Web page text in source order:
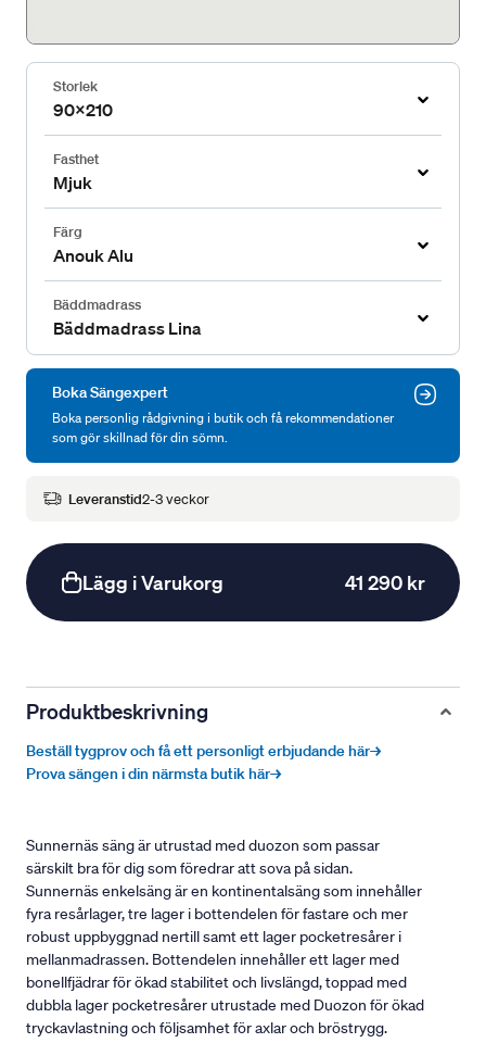
Storlek
90x210
Fasthet
Mjuk
Färg
Anouk Alu
Bäddmadrass
Bäddmadrass Lina
Boka Sängexpert
Boka personlig rådgivning i butik och få rekommendationer
som gör skillnad för din sömn.
Leveranstid2-3 veckor
Lägg i Varukorg 41 290 kr
Produktbeskrivning
Beställ tygprov och få ett personligt erbjudande här→
Prova sängen i din närmsta butik här→
Sunnernäs säng är utrustad med duozon som passar
särskilt bra för dig som föredrar att sova på sidan.
Sunnernäs enkelsäng är en kontinentalsäng som innehåller
fyra resårlager, tre lager i bottendelen för fastare och mer
robust uppbyggnad nertill samt ett lager pocketresårer i
mellanmadrassen. Bottendelen innehåller ett lager med
bonellfjädrar för ökad stabilitet och livslängd, toppad med
dubbla lager pocketresårer utrustade med Duozon för ökad
tryckavlastning och följsamhet för axlar och bröstrygg.